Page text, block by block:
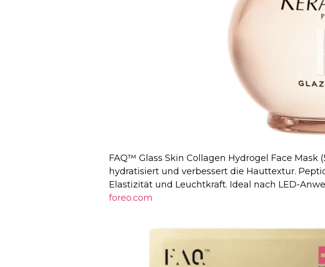
FAQ™ Glass Skin Collagen Hydrogel Face
hydratisiert und verbessert die Hauttextur.
Elastizität und Leuchtkraft. Ideal nach LED-
foreo.com